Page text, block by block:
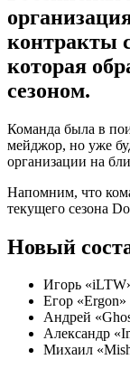
контракты
которая
сезоном.
Команда была в
мейджор, но уже
организации на
Напомним, что
текущего сезона
Новый
Игорь
Егор
Андрей
Александр
Михаил